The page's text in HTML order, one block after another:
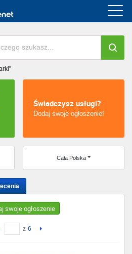
Świadczysz usługi?
Dodaj swoje ogłoszenie!
Cała Polska
swoje ogłoszenie
z 6